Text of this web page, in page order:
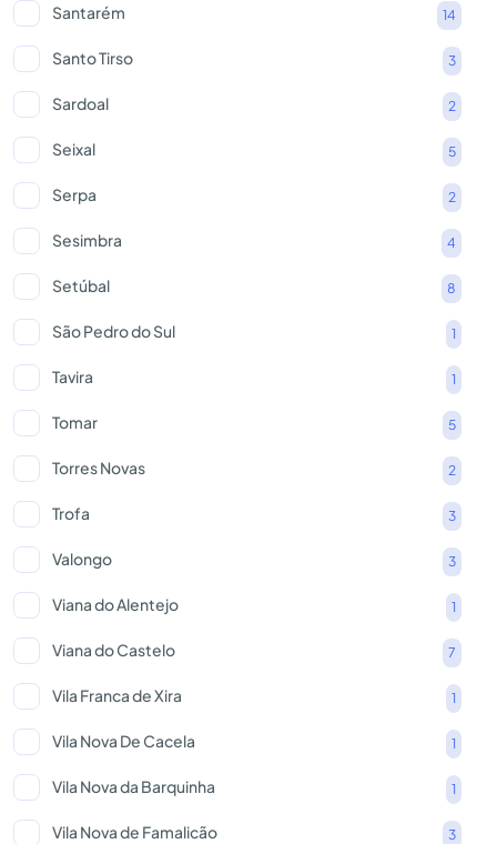
Santarém 14
Santo Tirso 3
Sardoal 2
Seixal 5
Serpa 2
Sesimbra 4
Setúbal 8
São Pedro do Sul 1
Tavira 1
Tomar 5
Torres Novas 2
Trofa 3
Valongo 3
Viana do Alentejo 1
Viana do Castelo 7
Vila Franca de Xira 1
Vila Nova De Cacela 1
Vila Nova da Barquinha 1
Vila Nova de Famalicão 3